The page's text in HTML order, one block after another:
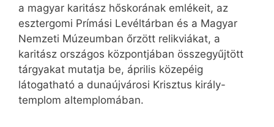
a magyar karitász hőskorának emlékeit, az
esztergomi Prímási Levéltárban és a Magyar
Nemzeti Múzeumban őrzött relikviákat, a
karitász országos központjában összegyűjtött
tárgyakat mutatja be, április közepéig
látogatható a dunaújvárosi Krisztus király-
templom altemplomában.